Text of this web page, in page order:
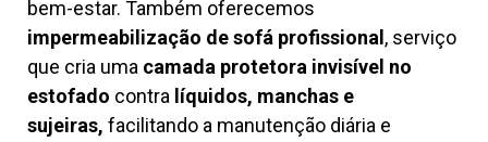
bem-estar. Também oferecemos
impermeabilização de sofá profissional , serviço
que cria uma camada protetora invisível no
estofado contra líquidos, manchas e
sujeiras, facilitando a manutenção diária e